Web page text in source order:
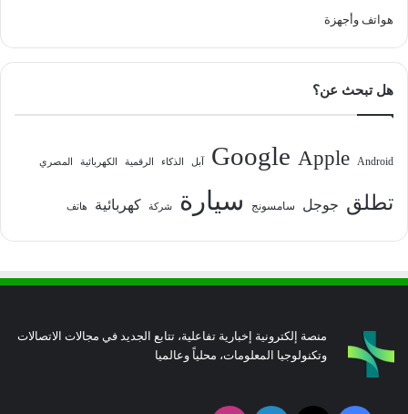
هواتف وأجهزة
هل تبحث عن؟
Android
Apple
Google آبل الذكاء الرقمية الكهربائية المصري
تطلق جوجل سامسونج سيارة شركة كهربائية هاتف
منصة إلكترونية إخبارية تفاعلية، تتابع الجديد في مجالات الاتصالات
وتكنولوجيا المعلومات، محلياً وعالميا